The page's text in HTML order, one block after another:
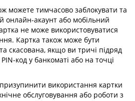
можете тимчасово заблокувати та
онлайн-акаунт або мобільний
не може використовуватися
Картка також може бути
скасована, якщо ви тричі підряд
код у банкоматі або на точці
використання картки
обслуговування або роботи з